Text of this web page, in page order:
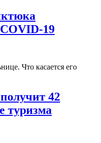
19
Что касается его
42
туризма